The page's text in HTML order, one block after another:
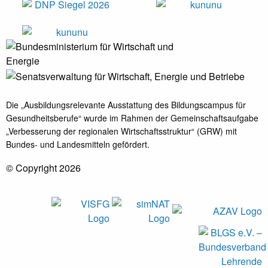
Die „Ausbildungsrelevante Ausstattung des Bildungscampus für
Gesundheitsberufe“ wurde im Rahmen der Gemeinschaftsaufgabe
„Verbesserung der regionalen Wirtschaftsstruktur“ (GRW) mit
Bundes- und Landesmitteln gefördert.
© Copyright 2026